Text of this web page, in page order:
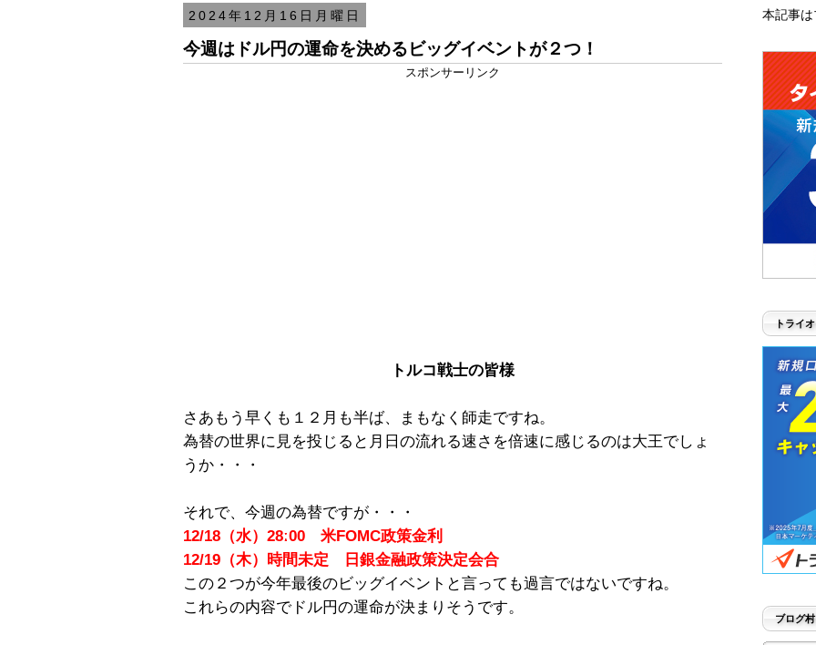
2024年12月16日月曜日
今週はドル円の運命を決めるビッグイベントが２つ！
スポンサーリンク
トルコ戦士の皆様
さあもう早くも１２月も半ば、まもなく師走ですね。
為替の世界に見を投じると月日の流れる速さを倍速に感じるのは大王でしょ
うか・・・
それで、今週の為替ですが・・・
12/18（水）28ː00 米FOMC政策金利
12/19（木）時間未定 日銀金融政策決定会合
この２つが今年最後のビッグイベントと言っても過言ではないですね。
これらの内容でドル円の運命が決まりそうです。
本記事
トライ
ブログ村